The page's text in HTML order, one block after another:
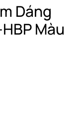
Dáng
Màu